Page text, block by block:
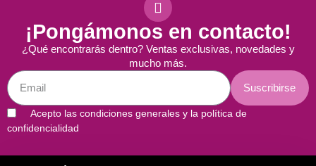
¡Pongámonos en contacto!
¿Qué encontrarás dentro? Ventas exclusivas, novedades y
mucho más.
Suscribirse
Acepto las condiciones generales y la política de
confidencialidad